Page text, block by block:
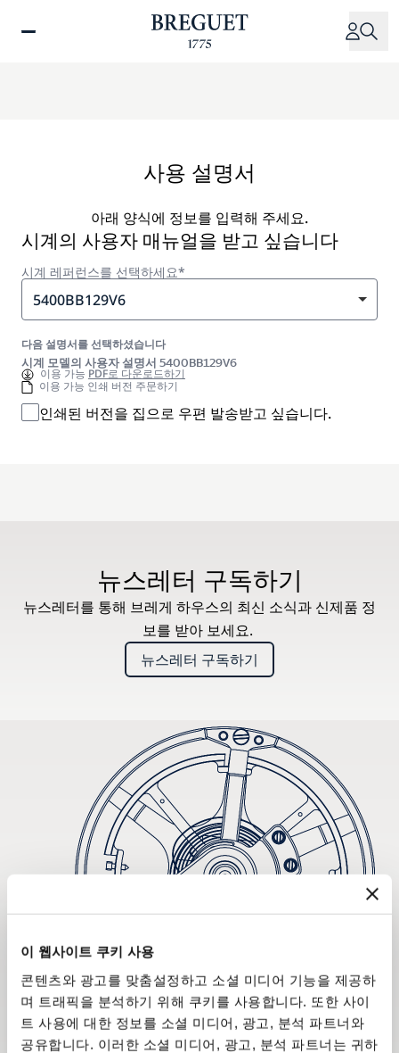
이 웹사이트 쿠키 사용
콘텐츠와 광고를 맞춤설정하고 소셜 미디어 기능을 제공하
며 트래픽을 분석하기 위해 쿠키를 사용합니다. 또한 사이
트 사용에 대한 정보를 소셜 미디어, 광고, 분석 파트너와
공유합니다. 이러한 소셜 미디어, 광고, 분석 파트너는 귀하
사용 설명서
아래 양식에 정보를 입력해 주세요.
시계의 사용자 매뉴얼을 받고 싶습니다
시계 레퍼런스를 선택하세요*
5400BB129V6
다음 설명서를 선택하셨습니다
시계 모델의 사용자 설명서 5400BB129V6
이용 가능 PDF로 다운로드하기
이용 가능 인쇄 버전 주문하기
인쇄된 버전을 집으로 우편 발송받고 싶습니다.
뉴스레터 구독하기
뉴스레터를 통해 브레게 하우스의 최신 소식과 신제품 정
보를 받아 보세요.
뉴스레터 구독하기